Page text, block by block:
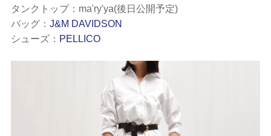
タンクトップ：ma'ry'ya(後日公開予定)
バッグ： J&M DAVIDSON
シューズ： PELLICO